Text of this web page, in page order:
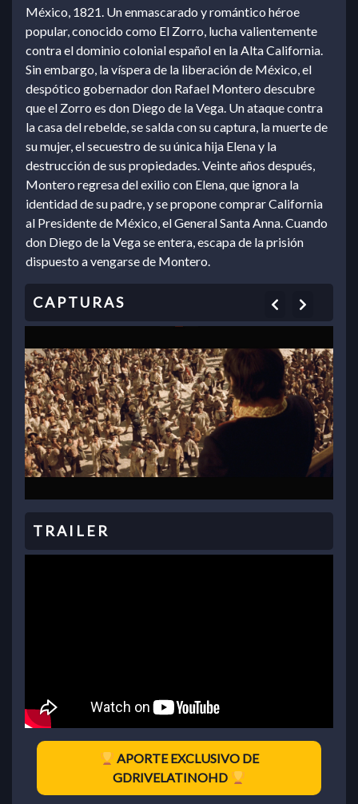
México, 1821. Un enmascarado y romántico héroe
popular, conocido como El Zorro, lucha valientemente
contra el dominio colonial español en la Alta California.
Sin embargo, la víspera de la liberación de México, el
despótico gobernador don Rafael Montero descubre
que el Zorro es don Diego de la Vega. Un ataque contra
la casa del rebelde, se salda con su captura, la muerte de
su mujer, el secuestro de su única hija Elena y la
destrucción de sus propiedades. Veinte años después,
Montero regresa del exilio con Elena, que ignora la
identidad de su padre, y se propone comprar California
al Presidente de México, el General Santa Anna. Cuando
don Diego de la Vega se entera, escapa de la prisión
dispuesto a vengarse de Montero.
Previous
APORTE EXCLUSIVO DE
GDRIVELATINOHD